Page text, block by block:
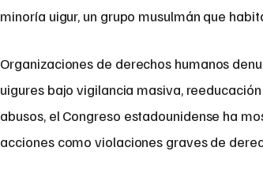
minoría uigur, un grupo musulmán que
Organizaciones de derechos humanos
uigures bajo vigilancia masiva,
abusos, el Congreso estadounidense ha
acciones como violaciones graves de